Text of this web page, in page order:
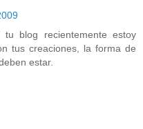
blog recientemente estoy
tus creaciones, la forma de
estar.